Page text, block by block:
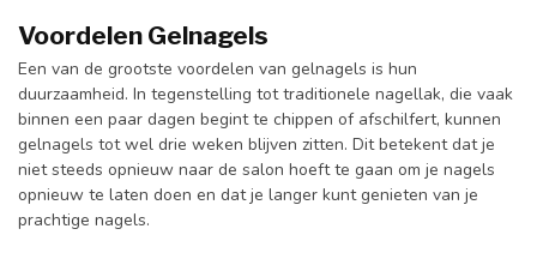
Voordelen Gelnagels
Een van de grootste voordelen van gelnagels is hun
duurzaamheid. In tegenstelling tot traditionele nagellak, die vaak
binnen een paar dagen begint te chippen of afschilfert, kunnen
gelnagels tot wel drie weken blijven zitten. Dit betekent dat je
niet steeds opnieuw naar de salon hoeft te gaan om je nagels
opnieuw te laten doen en dat je langer kunt genieten van je
prachtige nagels.